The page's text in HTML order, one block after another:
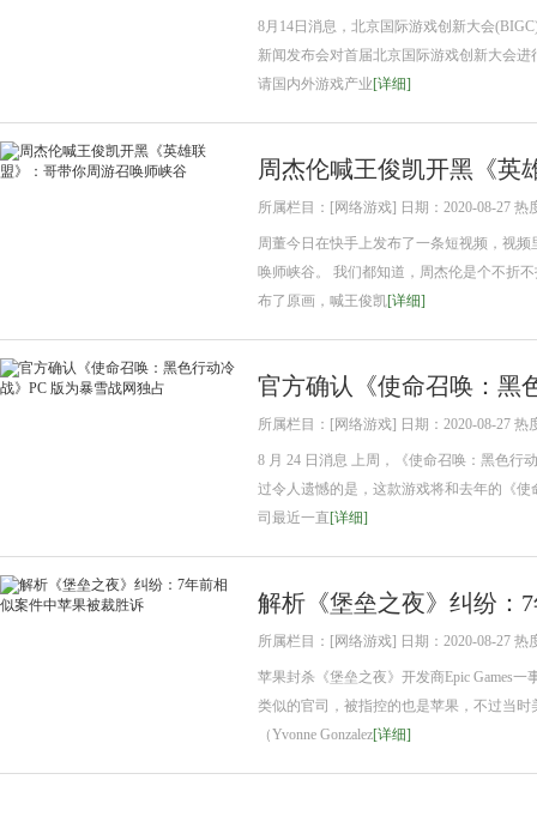
8月14日消息，北京国际游戏创新大会
新闻发布会对首届北京国际游戏创新大会
请国内外游戏产业[详细]
周杰伦喊王俊凯开黑《英
所属栏目：[网络游戏] 日期：2020-08-27 热
周董今日在快手上发布了一条短视频，视
唤师峡谷。 我们都知道，周杰伦是个不折
布了原画，喊王俊凯[详细]
官方确认《使命召唤：黑
所属栏目：[网络游戏] 日期：2020-08-27 热
8 月 24 日消息 上周，《使命召唤：黑色行
过令人遗憾的是，这款游戏将和去年的《
司最近一直[详细]
解析《堡垒之夜》纠纷：
所属栏目：[网络游戏] 日期：2020-08-27 热
苹果封杀《堡垒之夜》开发商Epic Games
类似的官司，被指控的也是苹果，不过当
（Yvonne Gonzalez[详细]